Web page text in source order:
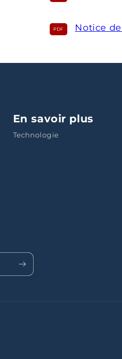
Notice
En savoir plus
Technologie